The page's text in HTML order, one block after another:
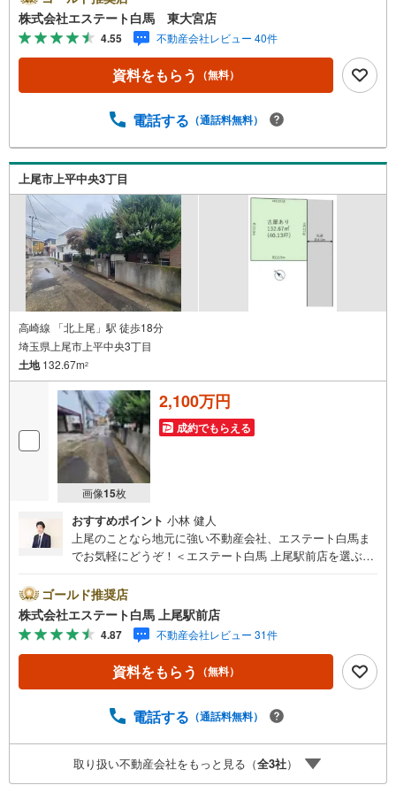
気のリモート見学・リモート相談サービス～・小さいお子
様や家事で外出できない、天気が悪く外出したくない時・L
INEやZOOMなど無料のアプリですぐにご利用いただけま
す・リモート見学はスタッフがご興味ある物件の現地から
映像をお届けします・写真では伝わりにくい「空気感」や
しっかり確認できます・リモート相談は第三者による住宅
対1で・バーチャル背景でプライバシーも安心・忙しいパー
トナーに変わって予め確認も・別々の場所から家族みんな
で参加もできます・お気軽にご相談下さい～営業時間～9:3
0～18:30こちらのお時間でしたらお電話でのお問合せがス
ムーズですお気軽にお問合せください
株式会社エステート白馬 東大宮店
4.55 不動産会社レビュー 40件
資料をもらう （無料）
電話する （通話料無料）
上尾市上平中央3丁目
高崎線 「北上尾」駅 徒歩18分
埼玉県上尾市上平中央3丁目
土地132.67m2
画像15枚
2,100万円
成約でもらえる
おすすめポイント 小林 健人
上尾のことなら地元に強い不動産会社、エステート白馬ま
でお気軽にどうぞ！＜エステート白馬 上尾駅前店を選ぶ5
「イトーヨーカドー上尾駅前店」内に立地。2.無料駐車場
完備のお店立体駐車場は全480台収容可。駐車場完備してま
す。3.大型キッズスペース当店自慢のキッズスペースをぜ
ひご覧ください。店内におむつ替えコーナーもご用意して
ます。4.年中無休・365日営業でお手伝い営業時間:10時～2
0時まで。スピードある対応が自慢のお店です。5.提携FP
ルプランナーと無料相談。ローン返済について、老後や学
は物件情報のほか、水害その他のハザード情報を提供して
おります。お問い合わせ物件以外の提供も可能です。営業
担当までお気軽にご連絡ください。お問い合わせをお待ち
ゴールド推奨店
株式会社エステート白馬 上尾駅前店
4.87 不動産会社レビュー 31件
資料をもらう （無料）
電話する （通話料無料）
取り扱い不動産会社をもっと見る（全3社）